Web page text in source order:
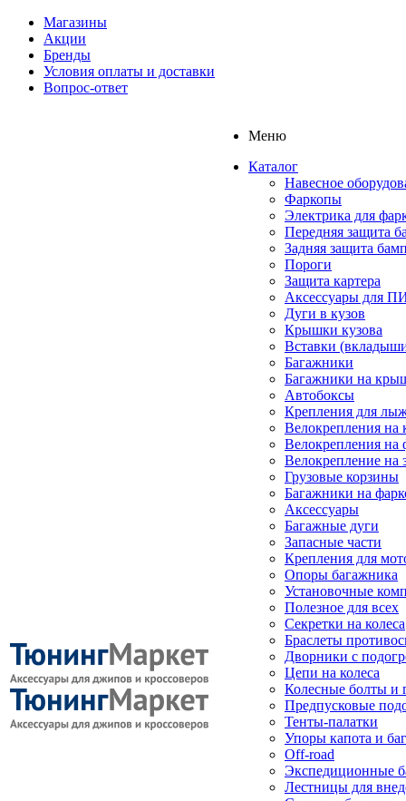
Магазины
Акции
Бренды
Условия оплаты и доставки
Вопрос-ответ
Меню
Каталог
Навесное
Фаркопы
Электрика для
Передняя защита
Задняя защита
Пороги
Защита картера
Аксессуары для
Дуги в кузов
Крышки кузова
Вставки
Багажники
Багажники на
Автобоксы
Крепления для
Велокрепления
Велокрепления на
Велокрепление на
Грузовые корзины
Багажники на
Аксессуары
Багажные дуги
Запасные части
Крепления для
Опоры багажника
Установочные
Полезное для всех
Секретки на колеса
Браслеты
Дворники с
Цепи на колеса
Колесные болты и
Предпусковые
Тенты-палатки
Упоры капота и
Off-road
Экспедиционные
Лестницы для